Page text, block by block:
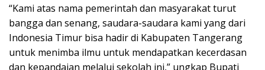
“Kami atas nama pemerintah dan masyarakat turut
bangga dan senang, saudara-saudara kami yang dari
Indonesia Timur bisa hadir di Kabupaten Tangerang
untuk menimba ilmu untuk mendapatkan kecerdasan
dan kepandaian melalui sekolah ini,” ungkap Bupati